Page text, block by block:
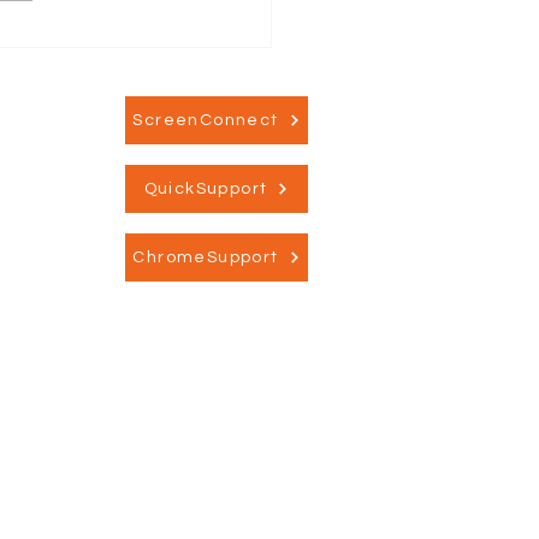
ScreenConnect
QuickSupport
ChromeSupport